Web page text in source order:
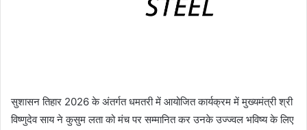
सुशासन तिहार 2026 के अंतर्गत धमतरी में आयोजित कार्यक्रम में मुख्यमंत्री श्री
विष्णुदेव साय ने कुसुम लता को मंच पर सम्मानित कर उनके उज्ज्वल भविष्य के लिए